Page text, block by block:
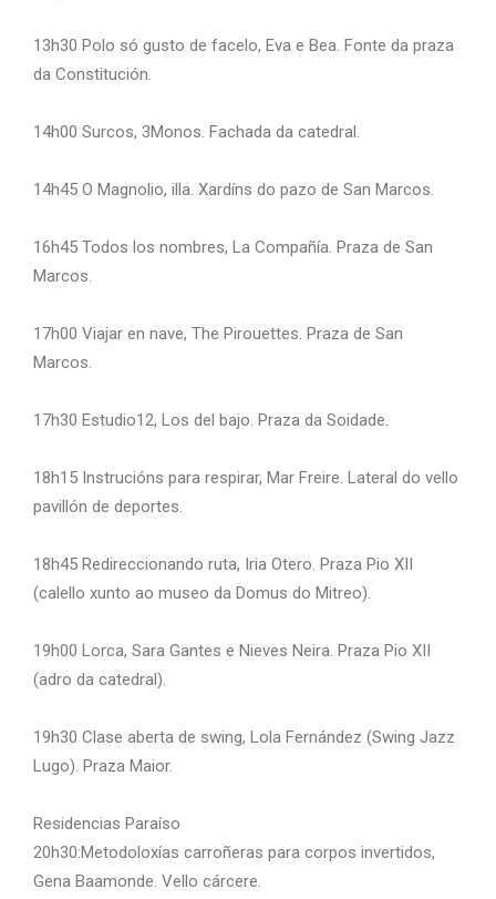
13h30 Polo só gusto de facelo, Eva e Bea. Fonte da praza
da Constitución.
14h00 Surcos, 3Monos. Fachada da catedral.
14h45 O Magnolio, illa. Xardíns do pazo de San Marcos.
16h45 Todos los nombres, La Compañía. Praza de San
Marcos.
17h00 Viajar en nave, The Pirouettes. Praza de San
Marcos.
17h30 Estudio12, Los del bajo. Praza da Soidade.
18h15 Instrucións para respirar, Mar Freire. Lateral do vello
pavillón de deportes.
18h45 Redireccionando ruta, Iria Otero. Praza Pio XII
(calello xunto ao museo da Domus do Mitreo).
19h00 Lorca, Sara Gantes e Nieves Neira. Praza Pio XII
(adro da catedral).
19h30 Clase aberta de swing, Lola Fernández (Swing Jazz
Lugo). Praza Maior.
Residencias Paraíso
20h30:Metodoloxías carroñeras para corpos invertidos,
Gena Baamonde. Vello cárcere.